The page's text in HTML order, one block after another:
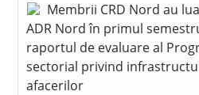
Membrii CRD Nord au
ADR Nord în primul
raportul de evaluare al
sectorial privind
afacerilor